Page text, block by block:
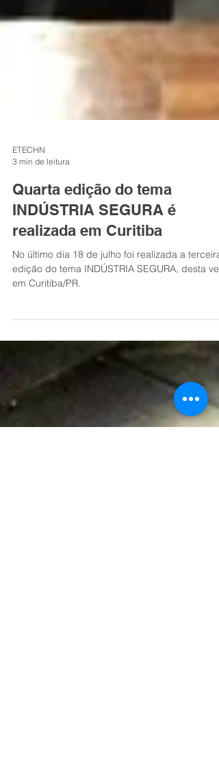
3 min de leitura
Quarta edição do tema
realizada em Curitiba
No último dia 18 de julho foi realizada a terceira
edição do tema INDÚSTRIA SEGURA, desta vez
em Curitiba/PR.